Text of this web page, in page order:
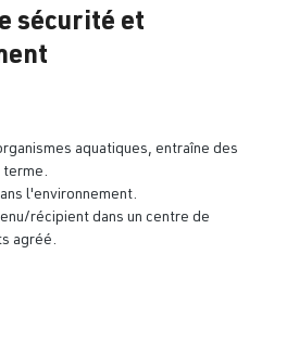
sécurité et
aquatiques, entraîne des
l'environnement.
récipient dans un centre de
agréé.